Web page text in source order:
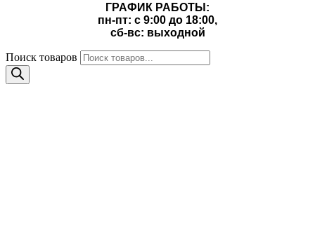
ГРАФИК РАБОТЫ:
пн-пт: с 9:00 до 18:00,
сб-вс: выходной
Поиск товаров